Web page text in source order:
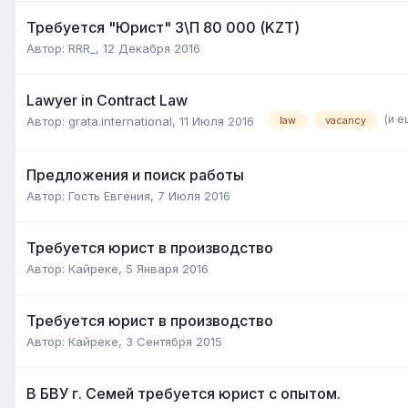
Требуется "Юрист" З\П 80 000 (KZT)
Автор: RRR_ , 12 Декабря 2016
Lawyer in Contract Law
Автор: grata.international, 11 Июля 2016 law vacancy (и
Предложения и поиск работы
Автор: Гость Евгения, 7 Июля 2016
Требуется юрист в производство
Автор: Кайреке, 5 Января 2016
Требуется юрист в производство
Автор: Кайреке, 3 Сентября 2015
В БВУ г. Семей требуется юрист с опытом.